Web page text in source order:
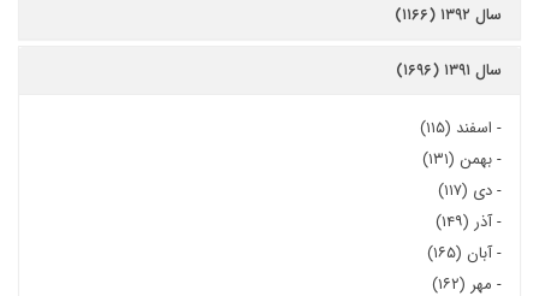
سال ۱۳۹۲ (۱۱۶۶)
سال ۱۳۹۱ (۱۶۹۶)
- اسفند (۱۱۵)
-بهمن (۱۳۱)
-دی (۱۱۷)
-آذر (۱۴۹)
-آبان (۱۶۵)
- مهر (۱۶۲)